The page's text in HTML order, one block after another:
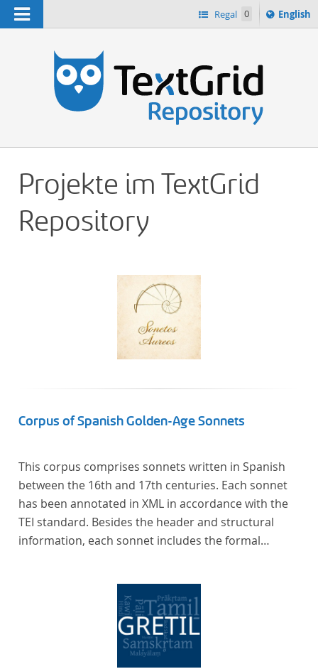
Navigation Regal 0
Switch
English
Projekte im TextGrid
Repository
Corpus of Spanish Golden-Age Sonnets
This corpus comprises sonnets written in Spanish
between the 16th and 17th centuries. Each sonnet
has been annotated in XML in accordance with the
TEI standard. Besides the header and structural
information, each sonnet includes the formal